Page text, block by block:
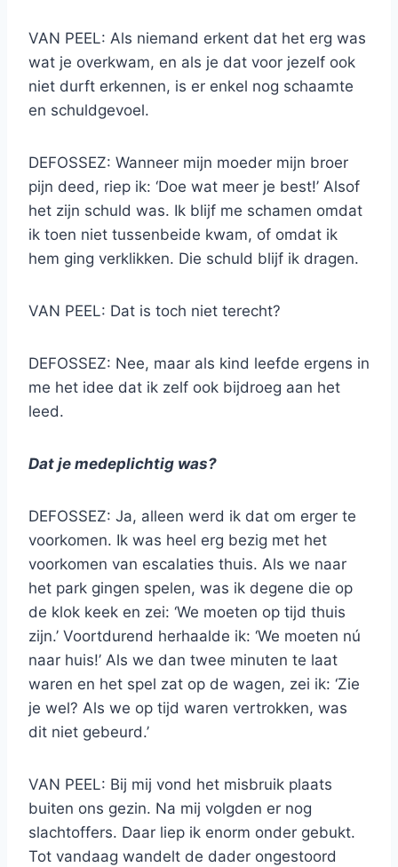
VAN PEEL: Als niemand erkent dat het erg was
wat je overkwam, en als je dat voor jezelf ook
niet durft erkennen, is er enkel nog schaamte
en schuldgevoel.
DEFOSSEZ: Wanneer mijn moeder mijn broer
pijn deed, riep ik: ‘Doe wat meer je best!’ Alsof
het zijn schuld was. Ik blijf me schamen omdat
ik toen niet tussenbeide kwam, of omdat ik
hem ging verklikken. Die schuld blijf ik dragen.
VAN PEEL: Dat is toch niet terecht?
DEFOSSEZ: Nee, maar als kind leefde ergens in
me het idee dat ik zelf ook bijdroeg aan het
leed.
Dat je medeplichtig was?
DEFOSSEZ: Ja, alleen werd ik dat om erger te
voorkomen. Ik was heel erg bezig met het
voorkomen van escalaties thuis. Als we naar
het park gingen spelen, was ik degene die op
de klok keek en zei: ‘We moeten op tijd thuis
zijn.’ Voortdurend herhaalde ik: ‘We moeten nú
naar huis!’ Als we dan twee minuten te laat
waren en het spel zat op de wagen, zei ik: ‘Zie
je wel? Als we op tijd waren vertrokken, was
dit niet gebeurd.’
VAN PEEL: Bij mij vond het misbruik plaats
buiten ons gezin. Na mij volgden er nog
slachtoffers. Daar liep ik enorm onder gebukt.
Tot vandaag wandelt de dader ongestoord